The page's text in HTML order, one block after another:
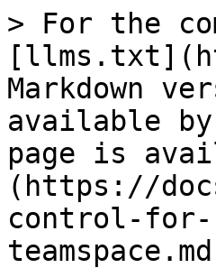
> For the
Markdown
available
page is
(https://
control-for-